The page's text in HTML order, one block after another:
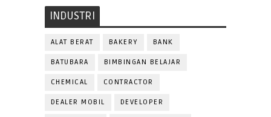
INDUSTRI
ALAT BERAT BAKERY BANK
BATUBARA BIMBINGAN BELAJAR
CHEMICAL CONTRACTOR
DEALER MOBIL DEVELOPER